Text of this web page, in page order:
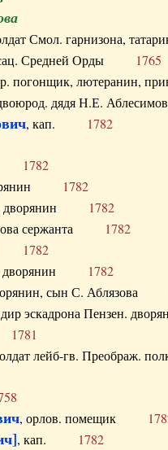
Смол. гарнизона,
Средней Орды 1765
погонщик, лютеранин,
дядя Н.Е.
, кап. 1782
1782
1782
дворянин 1782
сержанта 1782
1782
дворянин 1782
сын С. Аблязова
эскадрона Пензен.
1781
лейб-гв. Преображ.
, орлов. помещик
, кап. 1782